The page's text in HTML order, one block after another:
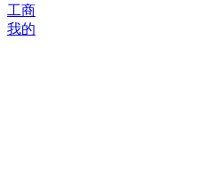
工商
我的